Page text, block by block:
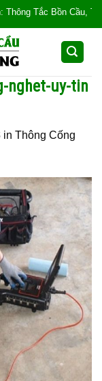
Tắc Bồn Cầu, Tắc
nghet-uy-tin
in Thông Cống